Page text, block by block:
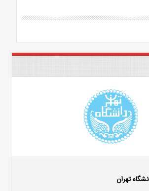
تهران